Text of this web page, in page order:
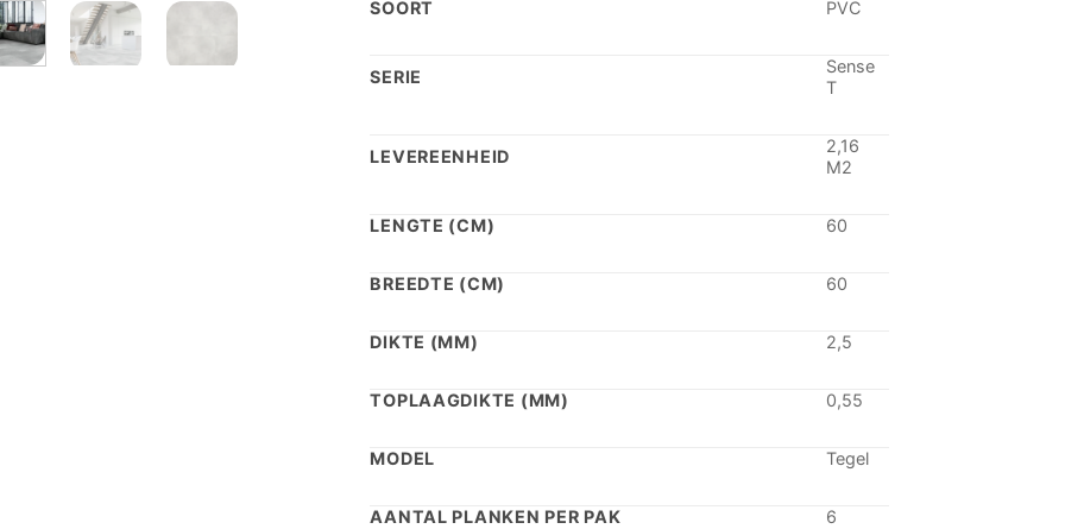
SOORT PVC
SERIE
Sense
T
LEVEREENHEID
2,16
M2
LENGTE (CM) 60
BREEDTE (CM) 60
DIKTE (MM) 2,5
TOPLAAGDIKTE (MM) 0,55
MODEL Tegel
AANTAL PLANKEN PER PAK 6